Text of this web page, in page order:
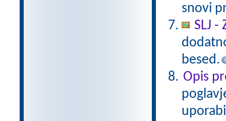
snovi
SLJ
besed.
Opis